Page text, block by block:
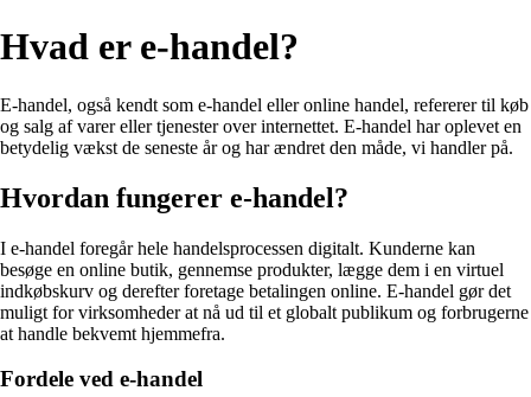
Hvad er e-handel?
E-handel, også kendt som e-handel eller online handel, refererer til køb
og salg af varer eller tjenester over internettet. E-handel har oplevet en
betydelig vækst de seneste år og har ændret den måde, vi handler på.
Hvordan fungerer e-handel?
I e-handel foregår hele handelsprocessen digitalt. Kunderne kan
besøge en online butik, gennemse produkter, lægge dem i en virtuel
indkøbskurv og derefter foretage betalingen online. E-handel gør det
muligt for virksomheder at nå ud til et globalt publikum og forbrugerne
at handle bekvemt hjemmefra.
Fordele ved e-handel